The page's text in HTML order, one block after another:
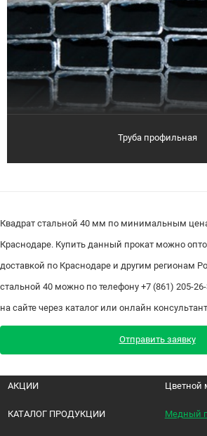
Труба профильная
Квадрат стальной 40 мм по минимальным
Краснодаре. Купить данный прокат можно
доставкой по Краснодаре и другим регионам
стальной 40 можно по телефону +7 (861) 205-
на сайте через каталог или онлайн
Отправить заявку
АКЦИИ
КАТАЛОГ ПРОДУКЦИИ
Цветной
Медный